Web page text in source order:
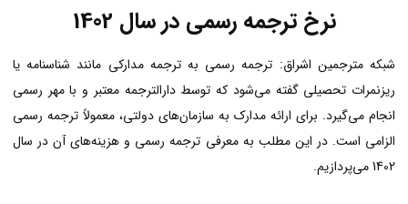
نرخ ترجمه رسمی در سال 1402
شبکه مترجمین اشراق: ترجمه رسمی به ترجمه مدارکی مانند شناسنامه یا
ریزنمرات تحصیلی گفته می‌شود که توسط دارالترجمه معتبر و با مهر رسمی
انجام می‌گیرد. برای ارائه مدارک به سازمان‌های دولتی، معمولاً ترجمه رسمی
الزامی است. در این مطلب به معرفی ترجمه رسمی و هزینه‌های آن در سال
1402 می‌پردازیم.